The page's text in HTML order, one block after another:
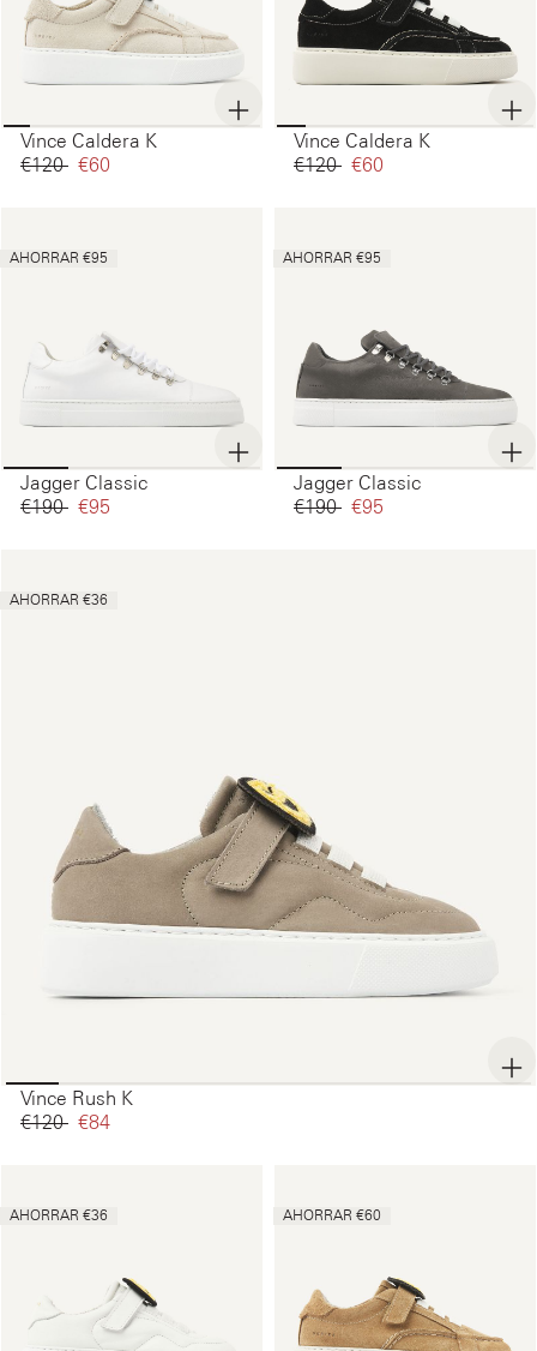
Vince Caldera K
€120‌ €60‌
Vince Caldera K
€120‌ €60‌
AHORRAR €95
Jagger Classic
€190‌ €95‌
AHORRAR €95
Jagger Classic
€190‌ €95‌
AHORRAR €36
Vince Rush K
€120‌ €84‌
AHORRAR €36 AHORRAR €60